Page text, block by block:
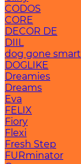
CODOS
CORE
DECOR DE
DIIL
dog gone smart
DOGLIKE
Dreamies
Dreams
Eva
FELIX
Fiory
Flexi
Fresh Step
FURminator